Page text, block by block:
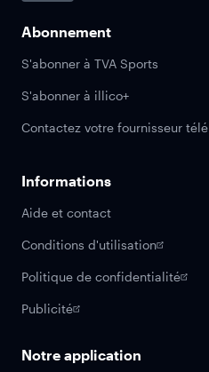
Abonnement
S'abonner à TVA Sports
S'abonner à illico+
Contactez votre fournisseur télé
Informations
Aide et contact
Conditions d'utilisation
Politique de confidentialité
Publicité
Notre application